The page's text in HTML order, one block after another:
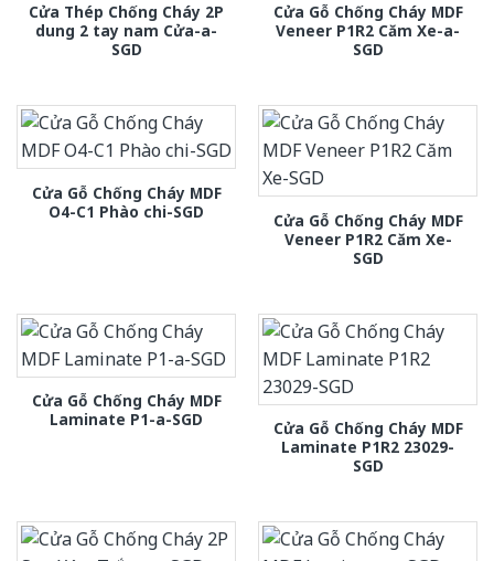
Cửa Thép Chống Cháy 2P
dung 2 tay nam Cửa-a-
SGD
Cửa Gỗ Chống Cháy MDF
Veneer P1R2 Căm Xe-a-
SGD
Cửa Gỗ Chống Cháy MDF
O4-C1 Phào chi-SGD
Cửa Gỗ Chống Cháy MDF
Veneer P1R2 Căm Xe-
SGD
Cửa Gỗ Chống Cháy MDF
Laminate P1-a-SGD
Cửa Gỗ Chống Cháy MDF
Laminate P1R2 23029-
SGD